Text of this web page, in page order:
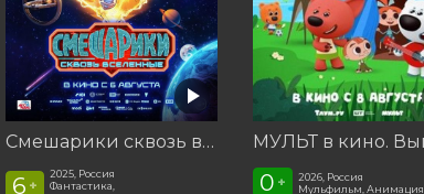
Смешарики сквозь вселенные
6 +
2025, Россия
Фантастика,
0 +
2026, Россия
Мульфильм, Анимация